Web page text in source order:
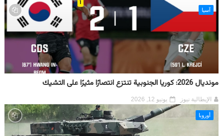
آسيا
مونديال 2026: كوريا الجنوبية تنتزع انتصارًا مثيرًا على التشيك
الإيطالية نيوز يونيو 12, 2026
أوروبا